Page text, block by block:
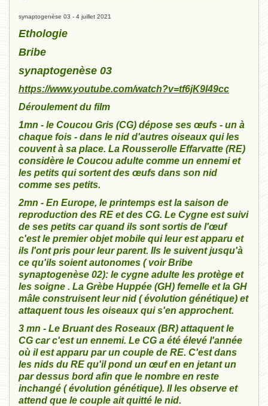
synaptogenèse 03 - 4 juillet 2021
Ethologie
Bribe
synaptogenèse 03
https://www.youtube.com/watch?v=tf6jK9l49cc
Déroulement du film
1mn - le Coucou Gris (CG) dépose ses œufs - un à
chaque fois - dans le nid d'autres oiseaux qui les
couvent à sa place. La Rousserolle Effarvatte (RE)
considère le Coucou adulte comme un ennemi et
les petits qui sortent des œufs dans son nid
comme ses petits.
2mn - En Europe, le printemps est la saison de
reproduction des RE et des CG. Le Cygne est suivi
de ses petits car quand ils sont sortis de l'œuf
c'est le premier objet mobile qui leur est apparu et
ils l'ont pris pour leur parent. Ils le suivent jusqu'à
ce qu'ils soient autonomes ( voir Bribe
synaptogenèse 02): le cygne adulte les protège et
les soigne . La Grèbe Huppée (GH) femelle et la GH
mâle construisent leur nid ( évolution génétique) et
attaquent tous les oiseaux qui s'en approchent.
3 mn - Le Bruant des Roseaux (BR) attaquent le
CG car c'est un ennemi. Le CG a été élevé l'année
où il est apparu par un couple de RE. C'est dans
les nids du RE qu'il pond un œuf en en jetant un
par dessus bord afin que le nombre en reste
inchangé ( évolution génétique). Il les observe et
attend que le couple ait quitté le nid.